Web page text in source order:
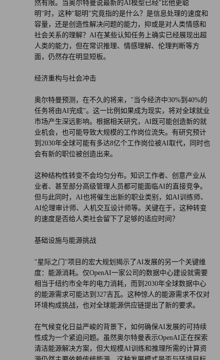
然有限。当奥尔特曼说最新的AI模型已经"比他更聪
明"时，这种"聪明"究竟指的是什么？是信息处理的速度和
容量，还是创造性解决问题的能力，抑或是对人类情感和
社会关系的理解？AI在某些认知任务上确实已经展现出超
人类的能力，但在常识推理、情感理解、伦理判断等方
面，仍然存在明显短板。
经济重构与社会冲击
奥尔特曼预测，在不久的将来，"当今经济中30%到40%的
任务将由AI完成"。这一比例如果成为现实，将对全球就业
市场产生深远影响。根据相关研究，AI既可能创造新的就
业机会，也可能导致大规模的工作岗位流失。有研究预计
到2030年全球可能有多达8亿个工作岗位被AI取代，同时也
会有新的职位被创造出来。
这种结构性转变不会均匀分布。知识工作者、创意产业从
业者、甚至部分高级管理人员都可能面临AI的直接竞争。
但与此同时，AI也将催生出新的职业类别，如AI训练师、
AI伦理审计师、人机交互设计师等。关键在于，这种转变
的速度是否给人类社会留下了足够的适应时间？
基础设施与能源挑战
"星际之门"项目的宏大规划揭示了AI发展的另一个关键维
度：能源消耗。仅OpenAI一家公司的数据中心建设就需要
相当于纽约市全年的电力消耗，而到2030年全球数据中心
的能源需求可能达到327吉瓦。这种惊人的能源需求不仅对
环境构成挑战，也对全球能源供应链提出了新的要求。
在气候变化日益严峻的背景下，如何确保AI发展的可持续
性成为一个紧迫问题。虽然奥尔特曼表示OpenAI正在探索
清洁能源解决方案，但大规模AI训练和推理所需的计算资